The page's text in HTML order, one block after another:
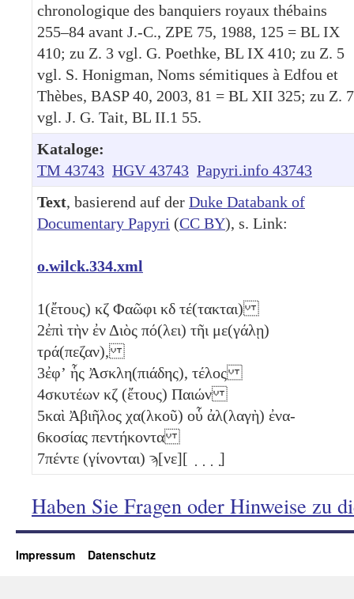
chronologique des banquiers royaux thébains
255–84 avant J.-C., ZPE 75, 1988, 125 = BL IX
410; zu Z. 3 vgl. G. Poethke, BL IX 410; zu Z. 5
vgl. S. Honigman, Noms sémitiques à Edfou et
Thèbes, BASP 40, 2003, 81 = BL XII 325; zu Z. 7
vgl. J. G. Tait, BL II.1 55.
Kataloge:
TM 43743 HGV 43743 Papyri.info 43743
Text, basierend auf der Duke Databank of
Documentary Papyri (CC BY), s. Link:
o.wilck.334.xml
1(ἔτους) κζ Φαῶφι κδ τέ(τακται)
2ἐπὶ τὴν ἐν Διὸς πό(λει) τῆι με(γάλῃ)
τρά(πεζαν),
3ἐφʼ ἧς Ἀσκλη(πιάδης), τέλος
4σκυτέων κζ (ἔτους) Παιών
5καὶ Ἀβιῆλος χα(λκοῦ) οὗ ἀλ(λαγὴ) ἐνα-
6κοσίας πεντήκοντα
7πέντε (γίνονται) ϡ[νε][ ̣ ̣ ̣ ̣]
Haben Sie Fragen oder Hinweise zu
Impressum Datenschutz